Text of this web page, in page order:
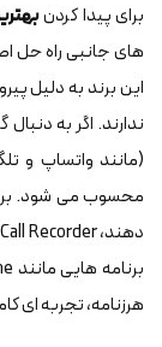
برای پیدا کردن
های جانبی راه حل
این برند به دلیل
ندارند. اگر به
محسوب می شود.
هرزنامه، تجربه ای